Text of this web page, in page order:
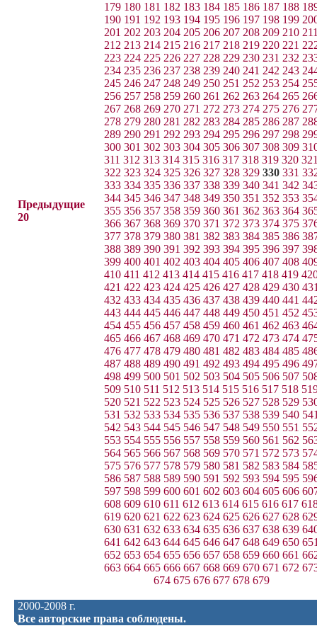
Предыдущие
20
179 180 181 182 183 184 185 186 187 188
190 191 192 193 194 195 196 197 198 199
201 202 203 204 205 206 207 208 209 210
212 213 214 215 216 217 218 219 220 221
223 224 225 226 227 228 229 230 231 232
234 235 236 237 238 239 240 241 242 243
245 246 247 248 249 250 251 252 253 254
256 257 258 259 260 261 262 263 264 265
267 268 269 270 271 272 273 274 275 276
278 279 280 281 282 283 284 285 286 287
289 290 291 292 293 294 295 296 297 298
300 301 302 303 304 305 306 307 308 309
311 312 313 314 315 316 317 318 319 320
322 323 324 325 326 327 328 329 330 331
333 334 335 336 337 338 339 340 341 342
344 345 346 347 348 349 350 351 352 353
355 356 357 358 359 360 361 362 363 364
366 367 368 369 370 371 372 373 374 375
377 378 379 380 381 382 383 384 385 386
388 389 390 391 392 393 394 395 396 397
399 400 401 402 403 404 405 406 407 408
410 411 412 413 414 415 416 417 418 419
421 422 423 424 425 426 427 428 429 430
432 433 434 435 436 437 438 439 440 441
443 444 445 446 447 448 449 450 451 452
454 455 456 457 458 459 460 461 462 463
465 466 467 468 469 470 471 472 473 474
476 477 478 479 480 481 482 483 484 485
487 488 489 490 491 492 493 494 495 496
498 499 500 501 502 503 504 505 506 507
509 510 511 512 513 514 515 516 517 518
520 521 522 523 524 525 526 527 528 529
531 532 533 534 535 536 537 538 539 540
542 543 544 545 546 547 548 549 550 551
553 554 555 556 557 558 559 560 561 562
564 565 566 567 568 569 570 571 572 573
575 576 577 578 579 580 581 582 583 584
586 587 588 589 590 591 592 593 594 595
597 598 599 600 601 602 603 604 605 606
608 609 610 611 612 613 614 615 616 617
619 620 621 622 623 624 625 626 627 628
630 631 632 633 634 635 636 637 638 639
641 642 643 644 645 646 647 648 649 650
652 653 654 655 656 657 658 659 660 661
663 664 665 666 667 668 669 670 671 672
674 675 676 677 678 679
2000-2008 г.
Все авторские права соблюдены.